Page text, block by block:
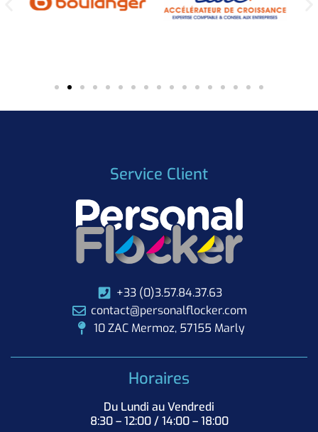
Service Client
+33 (0)3.57.84.37.63
contact@personalflocker.com
10 ZAC Mermoz, 57155 Marly
Horaires
Du Lundi au Vendredi
8:30 – 12:00 / 14:00 – 18:00